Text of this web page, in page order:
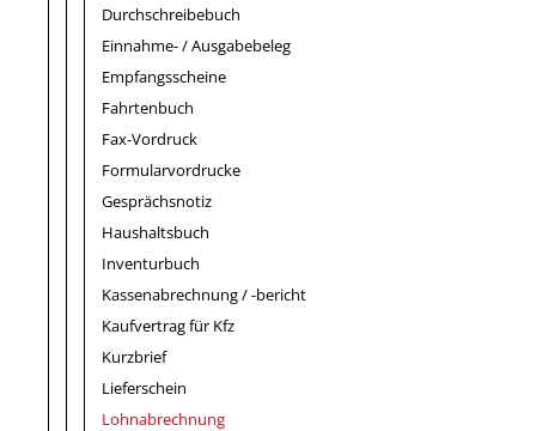
Durchschreibebuch
Einnahme- / Ausgabebeleg
Empfangsscheine
Fahrtenbuch
Fax-Vordruck
Formularvordrucke
Gesprächsnotiz
Haushaltsbuch
Inventurbuch
Kassenabrechnung / -bericht
Kaufvertrag für Kfz
Kurzbrief
Lieferschein
Lohnabrechnung